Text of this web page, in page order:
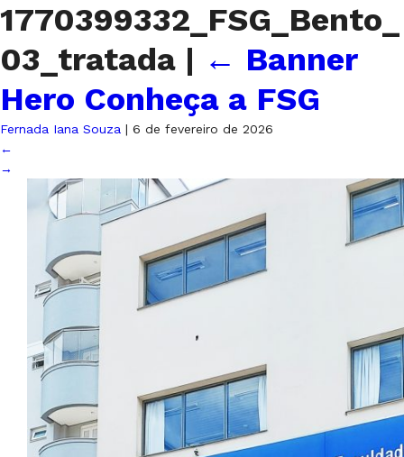
1770399332_FSG_Bento_
03_tratada | ← Banner
Hero Conheça a FSG
Fernada Iana Souza | 6 de fevereiro de 2026
←
→